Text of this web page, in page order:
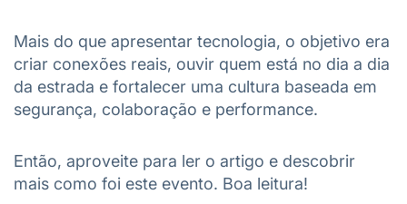
Mais do que apresentar tecnologia, o objetivo era
criar conexões reais, ouvir quem está no dia a dia
da estrada e fortalecer uma cultura baseada em
segurança, colaboração e performance.
Então, aproveite para ler o artigo e descobrir
mais como foi este evento. Boa leitura!